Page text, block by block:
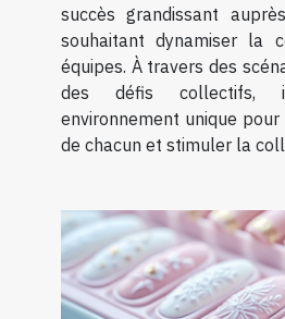
succès grandissant
souhaitant dynamiser la
équipes. À travers des
des défis collectifs,
environnement unique
de chacun et stimuler la